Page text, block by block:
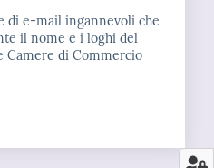
di e-mail ingannevoli che
il nome e i loghi del
Camere di Commercio